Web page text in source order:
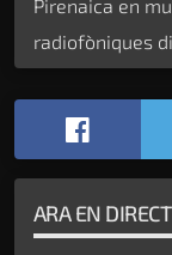
Pirenaica en
radiofòniques
ARA EN